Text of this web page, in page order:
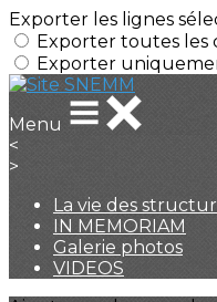
Exporter les lignes
Exporter toutes les
Exporter
Menu
<
>
La vie des
IN MEMORIAM
Galerie photos
VIDEOS